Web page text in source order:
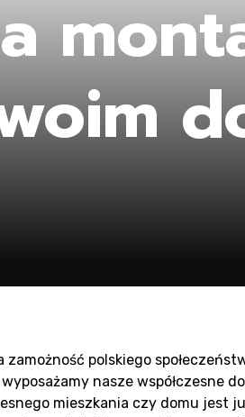
zamożność polskiego
nasze współczesne
mieszkania czy domu jest